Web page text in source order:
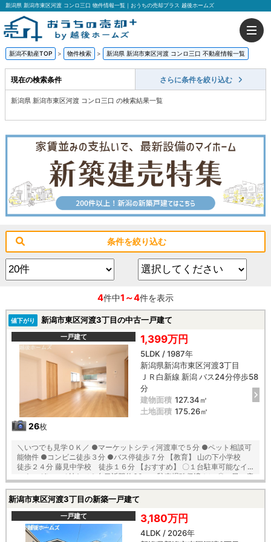
新潟県 新潟市東区河渡 コンロ三口 物件情報一覧｜おうちの売却プラス 越後ホームズ
新潟不動産TOP > 物件検索 > 新潟県 新潟市東区河渡 コンロ三口 不動産情報一覧
現在の検索条件 さらに条件を絞り込む
新潟県 新潟市東区河渡 コンロ三口 の検索結果一覧
条件を絞り込む
4件中1～4件を表示
値下がり 新潟市東区河渡3丁目の中古一戸建て
一戸建て
26枚
1,399万円
5LDK / 1987年
新潟県新潟市東区河渡3丁目
ＪＲ白新線 新潟 バス24分停歩58
分
建物面積 127.34㎡
土地面積 175.26㎡
＼いつでも見学ＯＫ／ ●マーケットシティ河渡車で５分 ●ペット相談可
能物件 ●コンビニ徒歩３分 ●バス停徒歩７分 【教育】 山の下小学校
徒歩２４分 藤見中学校 徒歩１６分 【おすすめ】 〇１台駐車可能なイ
ンナーガレージ付き（２台目近隣約60ｍの駐車場確保済み） 〇一日の疲
お庭にはサンルーフ付きで洗濯も安心♪
新潟市東区河渡3丁目の新築一戸建て
一戸建て 3,180万円
4LDK / 2026年